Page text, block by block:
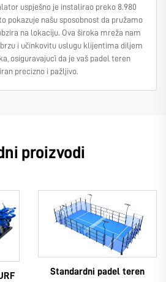
uspješno je instalirao preko 8.980
pokazuje našu sposobnost da pružamo
na lokaciju. Ova široka mreža nam
i učinkovitu uslugu klijentima diljem
osiguravajući da je vaš padel teren
precizno i pažljivo.
proizvodi
Standardni padel teren